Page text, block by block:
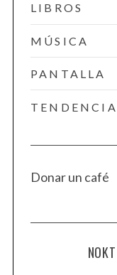
LIBROS
MÚSICA
PANTALLA
Donar un café